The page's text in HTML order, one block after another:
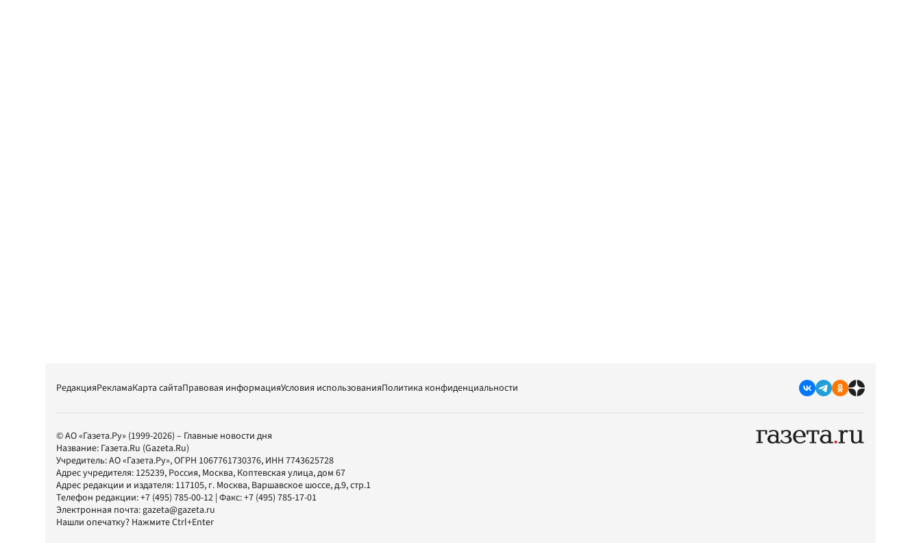
РедакцияРекламаКарта сайтаПравовая информацияУсловия использованияПолитика конфиденциальности
© АО «Газета.Ру» (1999-2026) – Главные новости дня
Название: Газета.Ru (Gazeta.Ru)
Учредитель:АО «Газета.Ру», ОГРН 1067761730376, ИНН 7743625728
Адрес учредителя: 125239, Россия, Москва, Коптевская улица, дом 67
Адрес редакции и издателя: 117105, г. Москва, Варшавское шоссе, д.9, стр.1
Телефон редакции:+7 (495) 785-00-12 | Факс:+7 (495) 785-17-01
Электронная почта:gazeta@gazeta.ru
Нашли опечатку? Нажмите Ctrl+Enter